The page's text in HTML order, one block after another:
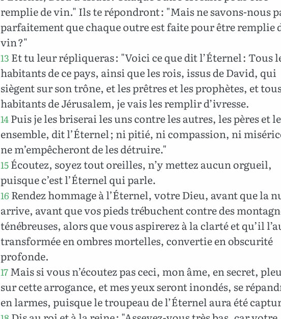
remplie de vin." Ils te répondront : "Mais ne savons-nous
parfaitement que chaque outre est faite pour être remplie
vin ?"
13 Et tu leur répliqueras : "Voici ce que dit l’Éternel : Tous
habitants de ce pays, ainsi que les rois, issus de David, qui
siègent sur son trône, et les prêtres et les prophètes, et
habitants de Jérusalem, je vais les remplir d’ivresse.
14Puis je les briserai les uns contre les autres, les pères et
ensemble, dit l’Éternel ; ni pitié, ni compassion, ni
ne m’empêcheront de les détruire."
15Écoutez, soyez tout oreilles, n’y mettez aucun orgueil,
puisque c’est l’Éternel qui parle.
16 Rendez hommage à l’Éternel, votre Dieu, avant que la
arrive, avant que vos pieds trébuchent contre des
ténébreuses, alors que vous aspirerez à la clarté et qu’il
transformée en ombres mortelles, convertie en obscurité
profonde.
17Mais si vous n’écoutez pas ceci, mon âme, en secret,
sur cette arrogance, et mes yeux seront inondés, se
en larmes, puisque le troupeau de l’Éternel aura été